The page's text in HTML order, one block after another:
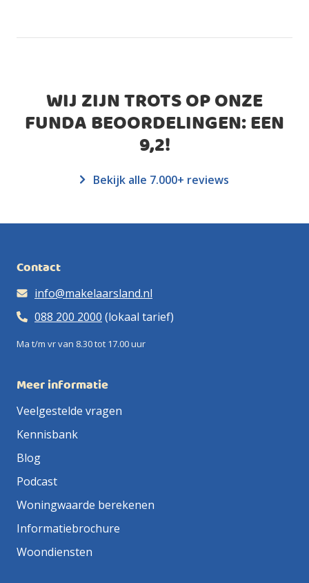
WIJ ZIJN TROTS OP ONZE
FUNDA BEOORDELINGEN: EEN
9,2!
Bekijk alle 7.000+ reviews
Contact
info@makelaarsland.nl
088 200 2000 (lokaal tarief)
Ma t/m vr van 8.30 tot 17.00 uur
Meer informatie
Veelgestelde vragen
Kennisbank
Blog
Podcast
Woningwaarde berekenen
Informatiebrochure
Woondiensten